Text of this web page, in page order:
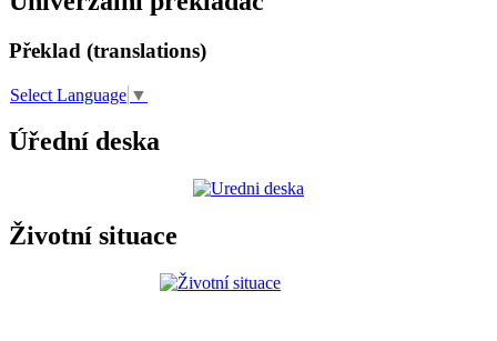
Překlad (translations)
Select Language ▼
Úřední deska
Životní situace